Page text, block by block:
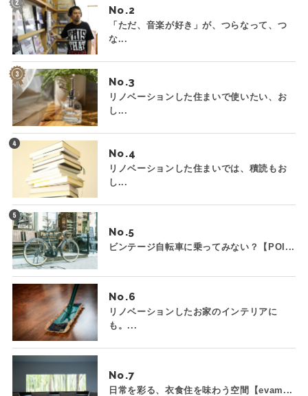
No.
「ただ、音楽が好き」が、つらなって、つ
な...
No.
リノベーションした住まいで使いたい、お
し...
No.
リノベーションした住まいでは、積読もお
し...
No.
ビンテージ自転車に乗ってみない？【POI...
No.
リノベーションしたお家のインテリアに
も。...
No.
日常を彩る、衣食住を味わう空間【evam...